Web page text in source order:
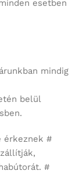
esetben
mindig
belül
érkeznek #
#